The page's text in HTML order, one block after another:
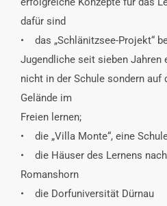
dafür sind
• das „Schlänitzsee-Projekt“
Jugendliche seit sieben Jahren
nicht in der Schule sondern
Gelände im
Freien lernen;
• die „Villa Monte“, eine
• die Häuser des Lernens
Romanshorn
• die Dorfuniversität Dürnau